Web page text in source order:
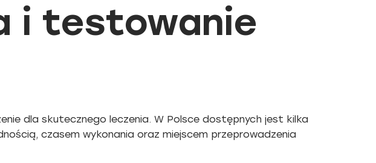
i testowanie
dla skutecznego leczenia. W Polsce dostępnych jest kilka
czasem wykonania oraz miejscem przeprowadzenia